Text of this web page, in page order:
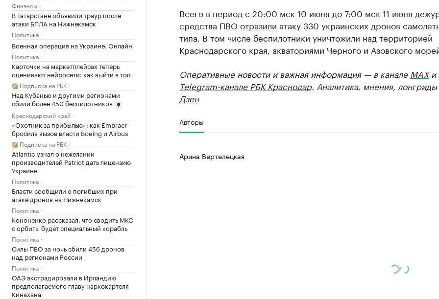
Финансы
В Татарстане объявили траур после
атаки БПЛА на Нижнекамск
Политика
Военная операция на Украине. Онлайн
Политика
Карточки на маркетплейсах теперь
оценивают нейросети: как выйти в топ
Подписка на РБК
Над Кубанью и другими регионами
сбили более 450 беспилотников
Краснодарский край
«Охотник за прибылью»: как Embraer
бросила вызов власти Boeing и Airbus
Подписка на РБК
Atlantic узнал о нежелании
производителей Patriot дать лицензию
Украине
Политика
Власти сообщили о погибших при
атаке дронов на Нижнекамск
Политика
Кононенко рассказал, что сводить МКС
с орбиты будет специальный корабль
Политика
Силы ПВО за ночь сбили 456 дронов
над регионами России
Политика
ОАЭ экстрадировали в Ирландию
предполагаемого главу наркокартеля
Кинахана
Всего в период с 20:00 мск 10 июня до 7:00 мск 11 июня
средства ПВО отразили атаку 330 украинских дронов
типа. В том числе беспилотники уничтожили над территорией
Краснодарского края, акваториями Черного и Азовского
Оперативные новости и важная информация — в канале MAXи
Telegram-канале РБК Краснодар. Аналитика, мнения,
Дзен
Авторы
Арина Вертелецкая